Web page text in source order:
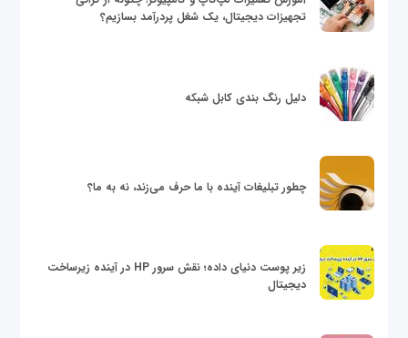
تجهیزات دیجیتال، یک شغل پردرآمد بسازیم؟
دلیل رنگ بندی کابل شبکه
چطور تبلیغات آینده با ما حرف می‌زند، نه به ما؟
زیر پوست دنیای داده؛ نقش سرور HP در آینده زیرساخت
دیجیتال